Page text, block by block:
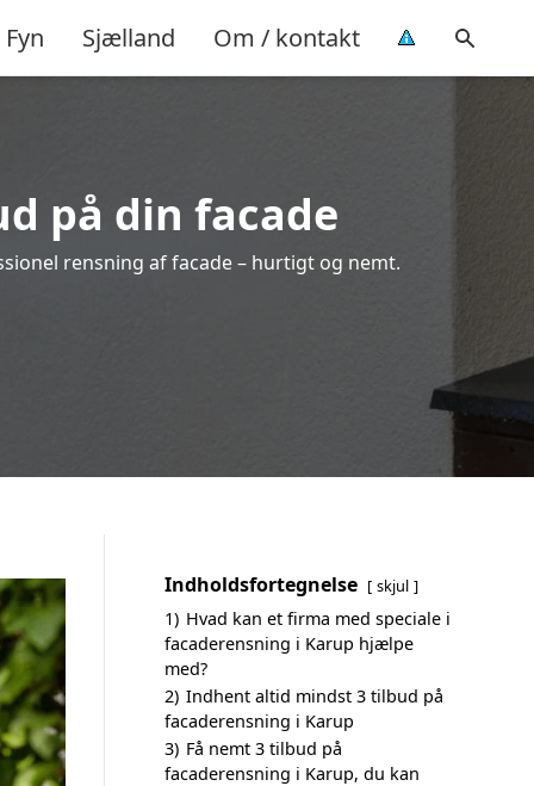
Fyn Sjælland Om / kontakt
på din facade
rensning af facade – hurtigt og nemt.
Indholdsfortegnelse skjul
1) Hvad kan et firma med speciale i
facaderensning i Karup hjælpe
med?
2) Indhent altid mindst 3 tilbud på
facaderensning i Karup
3) Få nemt 3 tilbud på
facaderensning i Karup, du kan